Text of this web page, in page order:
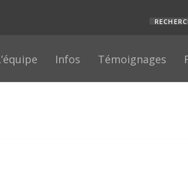
Infos Témoignages